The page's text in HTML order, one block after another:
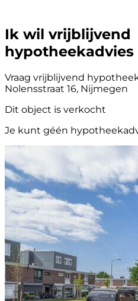
Ik wil vrijblijvend
hypotheekadvies
Vraag vrijblijvend
Nolensstraat 16, Nijmegen
Dit object is verkocht
Je kunt géén